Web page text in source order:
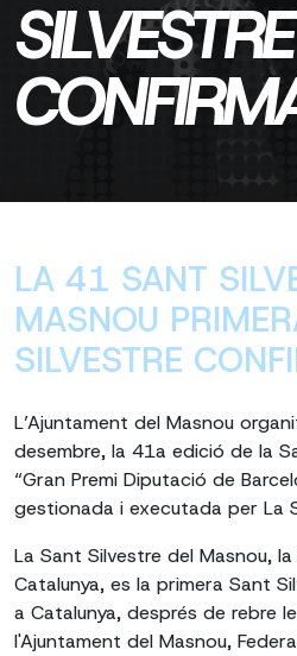
SILVESTRE
LA 41 SANT
MASNOU
SILVESTRE
L’Ajuntament del Masnou
desembre, la 41a edició de la
“Gran Premi Diputació de
gestionada i executada per La
La Sant Silvestre del Masnou,
Catalunya, es la primera Sant
a Catalunya, després de rebre
l'Ajuntament del Masnou,